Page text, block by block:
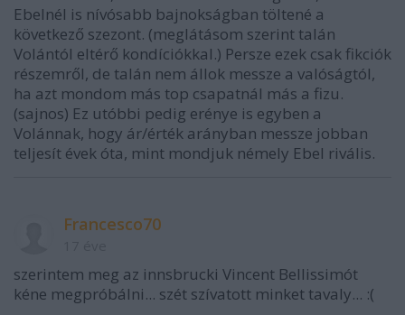
Ebelnél is nívósabb bajnokságban töltené a
következő szezont. (meglátásom szerint talán
Volántól eltérő kondíciókkal.) Persze ezek csak fikciók
részemről, de talán nem állok messze a valóságtól,
ha azt mondom más top csapatnál más a fizu.
(sajnos) Ez utóbbi pedig erénye is egyben a
Volánnak, hogy ár/érték arányban messze jobban
teljesít évek óta, mint mondjuk némely Ebel rivális.
Francesco70
szerintem meg az innsbrucki Vincent Bellissimót
kéne megpróbálni... szét szívatott minket tavaly... :(